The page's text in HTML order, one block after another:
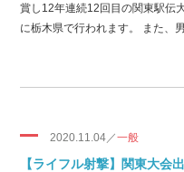
賞し12年連続12回目の関東駅伝
に栃木県で行われます。 また、
2020.11.04／一般
【ライフル射撃】関東大会